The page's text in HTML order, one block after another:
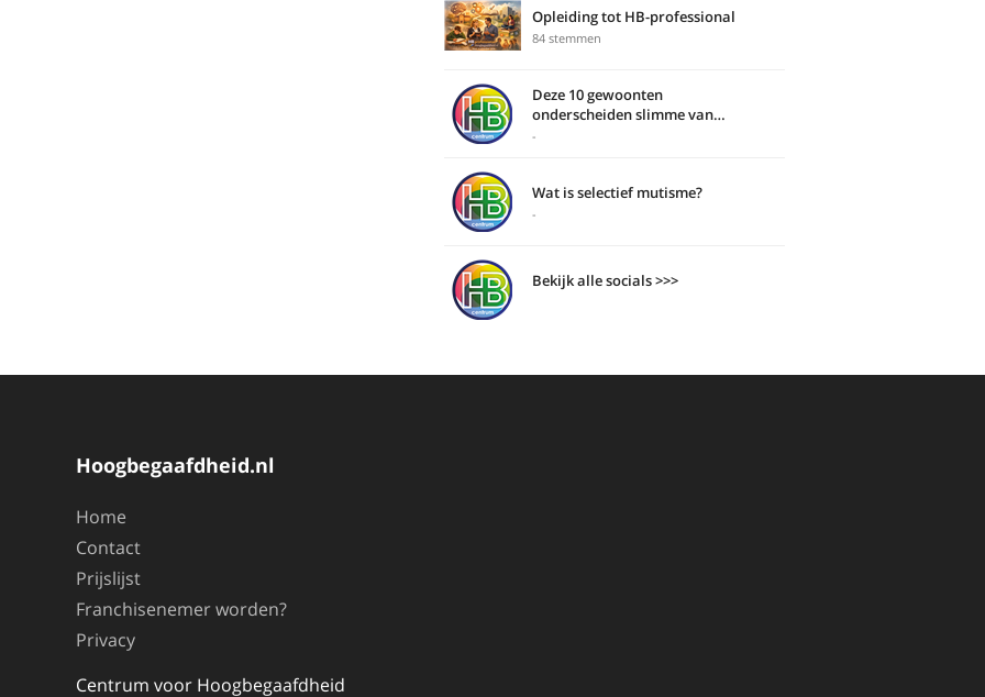
Opleiding tot HB-professional
84 stemmen
Deze 10 gewoonten
onderscheiden slimme van
domme mensen
-
Wat is selectief mutisme?
-
Bekijk alle socials >>>
Hoogbegaafdheid.nl
Home
Contact
Prijslijst
Franchisenemer worden?
Privacy
Centrum voor Hoogbegaafdheid